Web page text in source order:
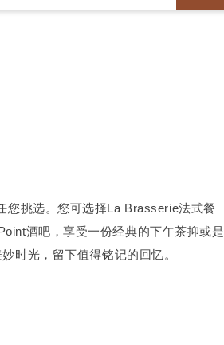
您挑选。您可选择La Brasserie法式餐
酒吧，享受一份经典的下午茶抑或是
时光，留下值得铭记的回忆。